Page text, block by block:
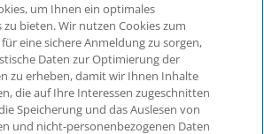
Rechtsanwaltsgesellschaft mbH,
AG
einer
nach deutschem Recht und ein
KPMG-Organisation
die KPMG International
um Ihnen ein optimales
zu bieten. Wir nutzen Cookies zum
eine sichere Anmeldung zu sorgen,
Daten zur Optimierung der
zu erheben, damit wir Ihnen Inhalte
die auf Ihre Interessen zugeschnitten
Speicherung und das Auslesen von
und nicht-personenbezogenen Daten